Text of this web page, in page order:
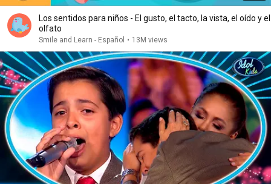
Los sentidos para niños - El gusto, el tacto, la vista, el oído y el
olfato
Smile and Learn - Español • 13M views